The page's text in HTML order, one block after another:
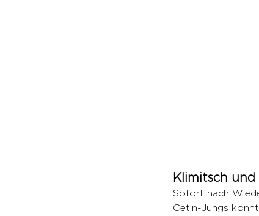
Klimitsch und
Sofort nach
Cetin-Jungs